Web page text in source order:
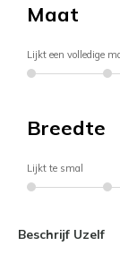
Maat
Lijkt een volledige
Breedte
Lijkt te smal
Beschrijf Uzelf